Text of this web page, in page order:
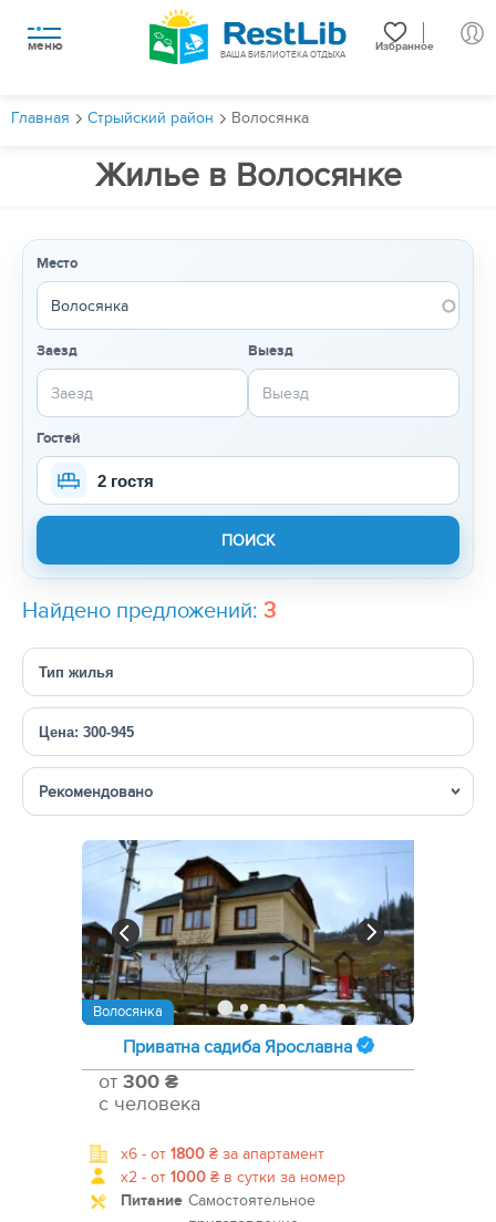
меню Избранное
ВАША БИБЛИОТЕКА ОТДЫХА
Главная Стрыйский район Волосянка
Жилье в Волосянке
Место
Заезд Выезд
Гостей
2 гостя
Найдено предложений: 3
Тип жилья
Цена: 300-945
Сортировка
Волосянка
Приватна садиба Ярославна
от 300 ₴
с человека
x6 - от 1800 ₴ за апартамент
x2 - от 1000 ₴ в сутки за номер
Питание Самостоятельное